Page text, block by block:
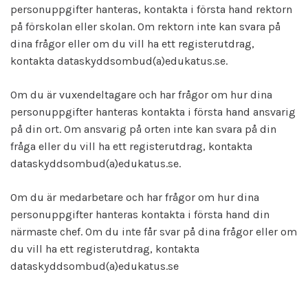
personuppgifter hanteras, kontakta i första hand rektorn
på förskolan eller skolan. Om rektorn inte kan svara på
dina frågor eller om du vill ha ett registerutdrag,
kontakta dataskyddsombud(a)edukatus.se.
Om du är vuxendeltagare och har frågor om hur dina
personuppgifter hanteras kontakta i första hand ansvarig
på din ort. Om ansvarig på orten inte kan svara på din
fråga eller du vill ha ett registerutdrag, kontakta
dataskyddsombud(a)edukatus.se.
Om du är medarbetare och har frågor om hur dina
personuppgifter hanteras kontakta i första hand din
närmaste chef. Om du inte får svar på dina frågor eller om
du vill ha ett registerutdrag, kontakta
dataskyddsombud(a)edukatus.se